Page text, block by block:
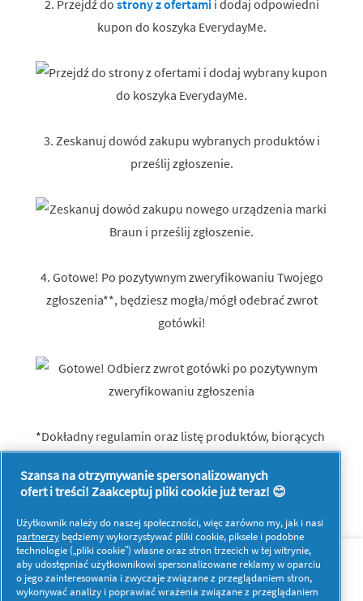
2. Przejdź do strony z ofertamii dodaj odpowiedni
kupon do koszyka EverydayMe.
3. Zeskanuj dowód zakupu wybranych produktów i
prześlij zgłoszenie.
4. Gotowe! Po pozytywnym zweryfikowaniu Twojego
zgłoszenia**, będziesz mogła/mógł odebrać zwrot
gotówki!
*Dokładny regulamin oraz listę produktów, biorących
O nas Kontakt
Więcej inspiracji
Szansa na otrzymywanie spersonalizowanych
ofert i treści! Zaakceptuj pliki cookie już teraz! 😊
Użytkownik należy do naszej społeczności, więc zarówno my, jak i nasi
partnerzy będziemy wykorzystywać pliki cookie, piksele i podobne
technologie („pliki cookie”) własne oraz stron trzecich w tej witrynie,
aby udostępniać użytkownikowi spersonalizowane reklamy w oparciu
o jego zainteresowania i zwyczaje związane z przeglądaniem stron,
wykonywać analizy i poprawiać wrażenia związane z przeglądaniem